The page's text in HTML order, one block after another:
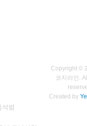
석범
Copyright ©
코지라인.
Created by